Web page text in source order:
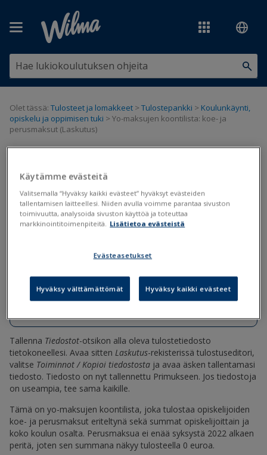
Olet tässä: Tulosteet ja lomakkeet >Tulostepankki > Koulunkäynti,
opiskelu ja oppimisen tuki >Yo-maksujen koontilista: koe- ja
perusmaksut (Laskutus)
perusmaksut (Laskutus)
Päivitetty viimeksi: 13.12.2022
Yo-maksujen-koontilista-koe-ja-
perusmaksut.tul
Tallenna Tiedostot-otsikon alla oleva tulostetiedosto
tietokoneellesi. Avaa sitten Laskutus-rekisterissä tulostuseditori,
valitse Toiminnot / Kopioi tiedostosta ja avaa äsken tallentamasi
tiedosto. Tiedosto on nyt tallennettu Primukseen. Jos tiedostoja
on useampia, tee sama kaikille.
Tämä on yo-maksujen koontilista, joka tulostaa opiskelijoiden
koe- ja perusmaksut eriteltynä sekä summat opiskelijoittain ja
koko koulun osalta. Perusmaksua ei enää syksystä 2022 alkaen
peritä, joten sen summana näkyy tulosteella 0 euroa.
Käytämme evästeitä
Valitsemalla “Hyväksy kaikki evästeet” hyväksyt evästeiden
tallentamisen laitteellesi. Niiden avulla voimme parantaa sivuston
toimivuutta, analysoida sivuston käyttöä ja toteuttaa
markkinointitoimenpiteitä. Lisätietoa evästeistä
Evästeasetukset
Hyväksy välttämättömät Hyväksy kaikki evästeet